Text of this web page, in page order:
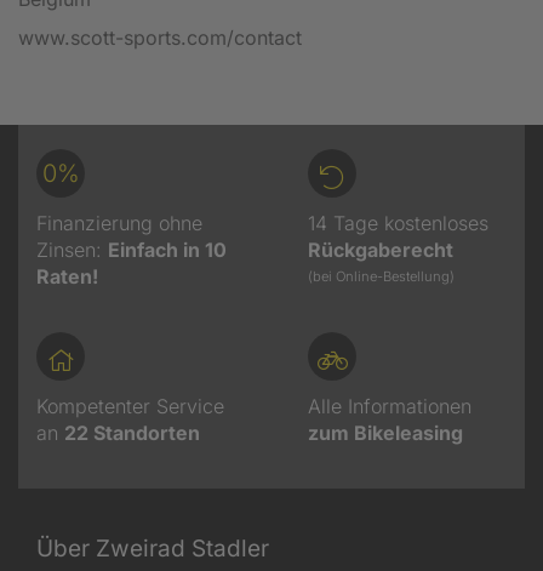
www.scott-sports.com/contact
0%
Finanzierung ohne
Zinsen: Einfach in 10
Raten!
14 Tage kostenloses
Rückgaberecht
(bei Online-Bestellung)
Kompetenter Service
an 22 Standorten
Alle Informationen
zum Bikeleasing
Über Zweirad Stadler